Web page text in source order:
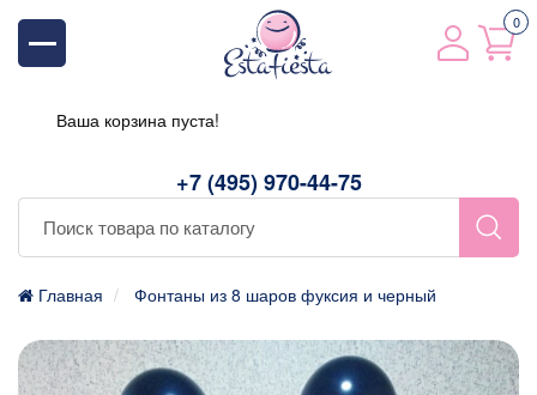
+7 (495) 970-44-75
0
Ваша корзина пуста!
Главная Фонтаны из 8 шаров фуксия и черный